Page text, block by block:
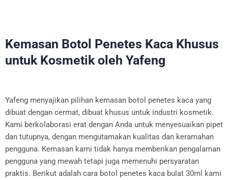
Kemasan Botol Penetes Kaca Khusus
untuk Kosmetik oleh Yafeng
Yafeng menyajikan pilihan kemasan botol penetes kaca yang
dibuat dengan cermat, dibuat khusus untuk industri kosmetik.
Kami berkolaborasi erat dengan Anda untuk menyesuaikan pipet
dan tutupnya, dengan mengutamakan kualitas dan keramahan
pengguna. Kemasan kami tidak hanya memberikan pengalaman
pengguna yang mewah tetapi juga memenuhi persyaratan
praktis. Berikut adalah cara botol penetes kaca bulat 30ml kami